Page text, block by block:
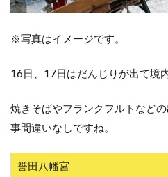
※写真はイメージです。
16日、17日はだんじりが出て境
焼きそばやフランクフルトなど
事間違いなしですね。
誉田八幡宮